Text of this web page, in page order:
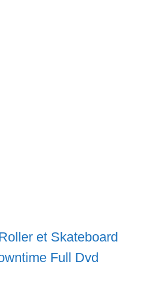
et Skateboard
Full Dvd